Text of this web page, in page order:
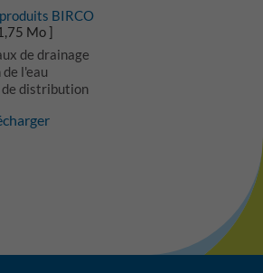
BIRCO
Mo ]
de drainage
l'eau
de distribution